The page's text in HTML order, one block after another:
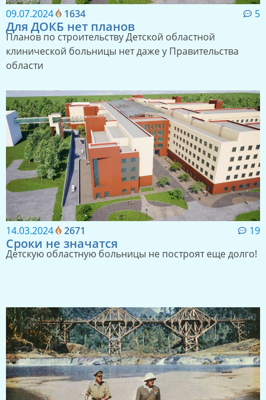
09.07.2024 1634 5
Для ДОКБ нет планов
Планов по строительству Детской областной
клинической больницы нет даже у Правительства
области
14.03.2024 2671 19
Сроки не значатся
Детскую областную больницы не построят еще долго!